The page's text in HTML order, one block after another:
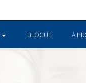
BLOGUE À